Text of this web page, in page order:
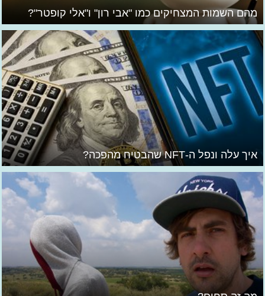
מהם השמות המצחיקים כמו "אבי רון" ו"אלי קופטר"?
איך עלה ונפל ה-NFT שהבטיח מהפכה?